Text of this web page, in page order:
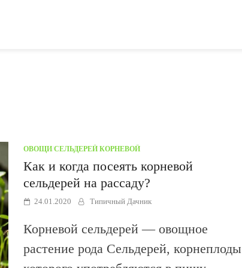
ОВОЩИ/СЕЛЬДЕРЕЙ КОРНЕВОЙ
Как и когда посеять корневой
сельдерей на рассаду?
24.01.2020 Типичный Дачник
Корневой сельдерей — овощное
растение рода Сельдерей, корнеплоды